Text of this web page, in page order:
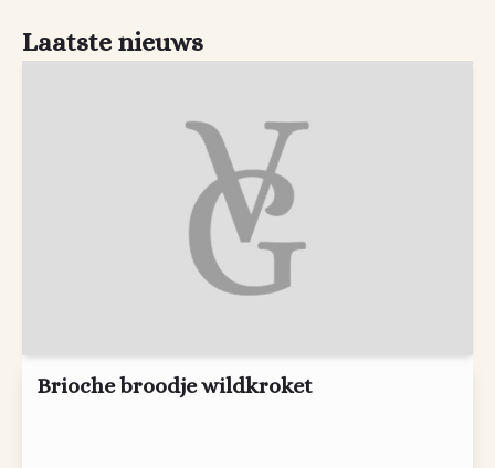
Laatste nieuws
Brioche broodje wildkroket